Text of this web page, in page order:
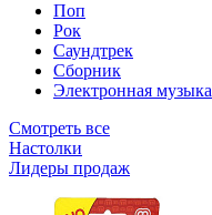
Поп
Рок
Саундтрек
Сборник
Электронная музыка
Смотреть все
Настолки
Лидеры продаж